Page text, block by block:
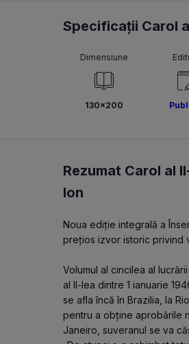
Specificații Carol
Dimensiune
130x200
Rezumat Carol al
Ion
Noua ediție integrală a
prețios izvor istoric privind
Volumul al cincilea al
al II-lea dintre 1 ianuarie
se afla încă în Brazilia, la
pentru a obține aprobările
Janeiro, suveranul se va